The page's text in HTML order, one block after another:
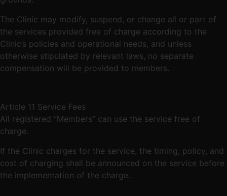
The Clinic may modify, suspend, or change all or part of
the services provided free of charge according to the
Clinic’s policies and operational needs, and unless
otherwise stipulated by relevant laws, no separate
compensation will be provided to members.
Article 11 Service Fees
All registered “Members” can use the service free of
charge.
If the Clinic charges for the service, the timing, policy, and
cost of charging shall be announced on the service before
the implementation of the charge.